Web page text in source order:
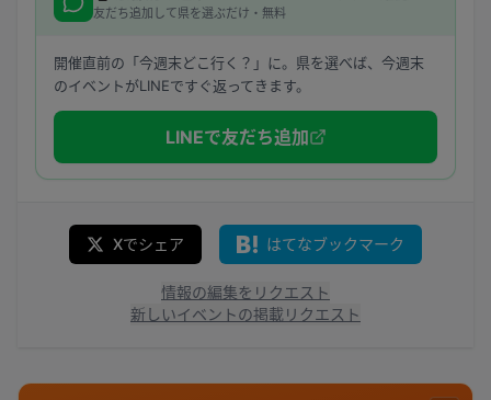
友だち追加して県を選ぶだけ・無料
開催直前の「今週末どこ行く？」に。県を選べば、今週末
のイベントがLINEですぐ返ってきます。
LINEで友だち追加
Xでシェア はてなブックマーク
情報の編集をリクエスト
新しいイベントの掲載リクエスト